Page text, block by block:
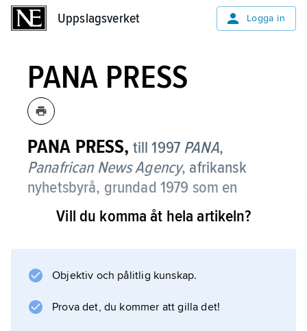
Uppslagsverket Logga in
PANA PRESS
PANA PRESS, till 1997 PANA,
Panafrican News Agency, afrikansk
nyhetsbyrå, grundad 1979 som en
institution inom Organization of African
Unity (OAU) i syfte att främja utbytet av
PANA PRESS, med huvudkontor i Dakar,
engelska, portugisiska, arabiska och franska.
Vill du komma åt hela artikeln?
Objektiv och pålitlig kunskap.
Prova det, du kommer att gilla det!